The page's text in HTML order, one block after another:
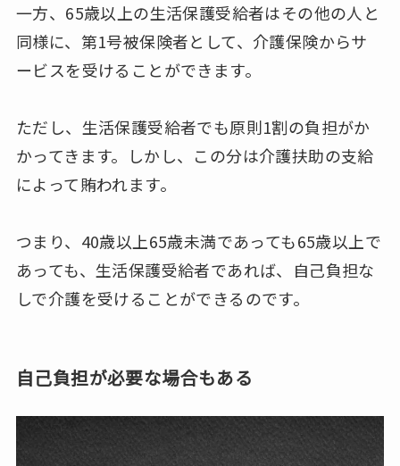
一方、65歳以上の生活保護受給者はその他の人と
同様に、第1号被保険者として、介護保険からサ
ービスを受けることができます。
ただし、生活保護受給者でも原則1割の負担がか
かってきます。しかし、この分は介護扶助の支給
によって賄われます。
つまり、40歳以上65歳未満であっても65歳以上で
あっても、生活保護受給者であれば、自己負担な
しで介護を受けることができるのです。
自己負担が必要な場合もある